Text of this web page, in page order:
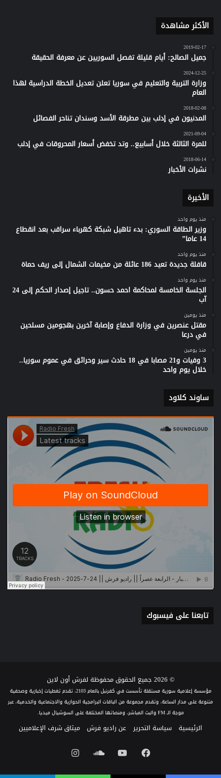
الأكثر مشاهدة
2019-02-17
جميل الصالح: أيام قليلة تفصل السوريين عن معرفة الحقيقة
2024-12-25
وزارة التربية والتعليم في سوريا تعلن تعديل الخطة الدراسية لهذا
العام
2018-02-08
المدنيون في إدلب بين مطرقة الأسد وسندان تناحر الفصائل
2021-09-04
للمرة الثالثة خلال أسابيع.. وتد تخفض أسعار المحروقات في إدلب
2018-06-14
نشرات الأخبار
الأخيرة
منذ يوم واحد
وزير الطاقة السوري: بدء تاهيل شبكة كهرباء سراقب بعد انقطاع
14 عاما”
منذ يوم واحد
قافلة جديدة تعيد 186 عائلة من مخيمات الشمال إلى ريف حماة
منذ يوم واحد
الجلسة الخامسة لمحاكمة احمد حسون.. تاجيل إصدار الحكم إلى 24
آب
منذ يومين
مقتل عنصرين في وزارة الدفاع وإصابة آخرين بهجومين مسلحين
في درعا
منذ يومين
3 وفيات و21 مصابا في 18 حادث سير وحرائق في عموم سوريا..
خلال يوم واحد
ساوند كلاود
تابعنا على فيسبوك
© 2026 جميع الحقوق محفوظة لفرش أون لاين
مؤسسة إعلامية سورية مستقلة تأسست في كفرنبل بالعام 2103، تقدم تغطيات إخبارية وصحفية
متنوعة على مدار الساعة، وتقدم مجموعة من الباقات البرامجية الحوارية والاجتماعية والخدمية، عبر
موجة الـ FM والبث المباشر، ومنصاتها المختلفة على السوشيال ميديا.
الرئيسية سياسة التحرير عن راديو فرش ميثاق شرف الإعلاميين
فيسبوكيوتيوبساوندانستقرام